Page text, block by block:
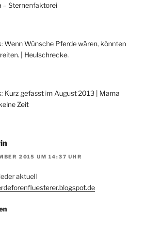
– Sternenfaktorei
Wenn Wünsche Pferde wären, könnten
| Heulschrecke.
Kurz gefasst im August 2013 | Mama
Zeit
2015 UM 14:37 UHR
aktuell